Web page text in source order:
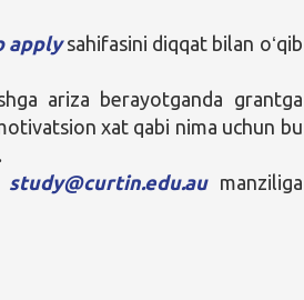
applysahifasini diqqat bilan oʻqib
ariza berayotganda grantga
xat qabi nima uchun bu
study@curtin.edu.aumanziliga